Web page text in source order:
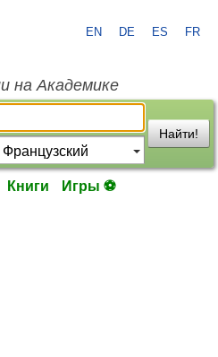
EN DE ES FR
на Академике
Найти!
Книги Игры ⚽